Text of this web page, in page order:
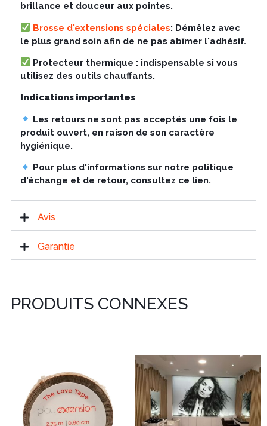
brillance et douceur aux pointes.
Brosse d'extensions spéciales: Démêlez avec
le plus grand soin afin de ne pas abîmer l'adhésif.
Protecteur thermique : indispensable si vous
utilisez des outils chauffants.
Indications importantes
Les retours ne sont pas acceptés une fois le
produit ouvert, en raison de son caractère
hygiénique.
Pour plus d'informations sur notre politique
d'échange et de retour, consultez ce lien.
Avis
Garantie
PRODUITS CONNEXES